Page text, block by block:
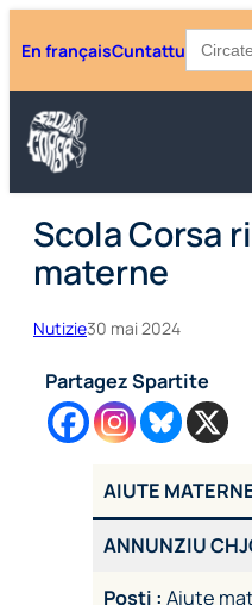
au
contenu
En françaisCuntattu
Search
for:
Scola Corsa
materne
Nutizie30 mai 2024
Partagez Spartite
AIUTE
ANNUNZIU
Posti : Aiute